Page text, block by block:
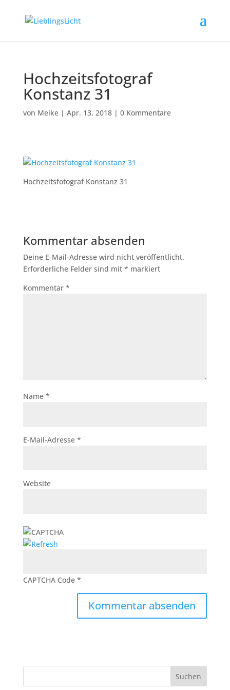
Hochzeitsfotograf
Konstanz 31
von Meike| Apr. 13, 2018| 0 Kommentare
Hochzeitsfotograf Konstanz 31
Kommentar absenden
Deine E-Mail-Adresse wird nicht veröffentlicht.
Erforderliche Felder sind mit * markiert
Kommentar *
Name *
E-Mail-Adresse *
Website
CAPTCHA Code*